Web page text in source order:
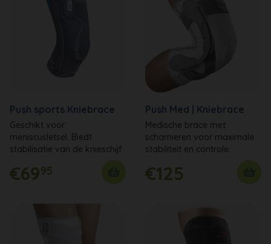
Push sports Kniebrace
Geschikt voor
meniscusletsel. Biedt
stabilisatie van de knieschijf
€6995
Push Med | Kniebrace
Medische brace met
scharnieren voor maximale
stabiliteit en controle.
€125